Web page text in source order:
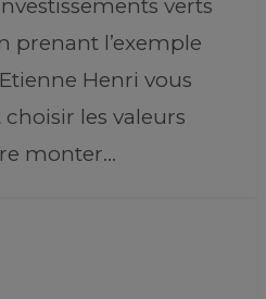
verts
prenant l’exemple
Henri vous
les valeurs
monter…